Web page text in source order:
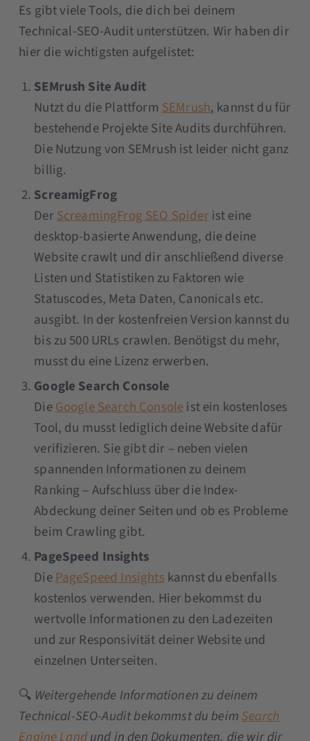
Es gibt viele Tools, die dich bei deinem
Technical-SEO-Audit unterstützen. Wir haben dir
hier die wichtigsten aufgelistet:
SEMrush Site Audit
Nutzt du die Plattform SEMrush, kannst du für
bestehende Projekte Site Audits durchführen.
Die Nutzung von SEMrush ist leider nicht ganz
billig.
ScreamigFrog
DerScreamingFrog SEO Spiderist eine
desktop-basierte Anwendung, die deine
Website crawlt und dir anschließend diverse
Listen und Statistiken zu Faktoren wie
Statuscodes, Meta Daten, Canonicals etc.
ausgibt. In der kostenfreien Version kannst du
bis zu 500 URLs crawlen. Benötigst du mehr,
musst du eine Lizenz erwerben.
Google Search Console
DieGoogle Search Consoleist ein kostenloses
Tool, du musst lediglich deine Website dafür
verifizieren. Sie gibt dir – neben vielen
spannenden Informationen zu deinem
Ranking – Aufschluss über die Index-
Abdeckung deiner Seiten und ob es Probleme
beim Crawling gibt.
PageSpeed Insights
DiePageSpeed Insightskannst du ebenfalls
kostenlos verwenden. Hier bekommst du
wertvolle Informationen zu den Ladezeiten
und zur Responsivität deiner Website und
einzelnen Unterseiten.
🔍 Weitergehende Informationen zu deinem
Technical-SEO-Audit bekommst du beimSearch
Engine Landund in den Dokumenten, die wir dir